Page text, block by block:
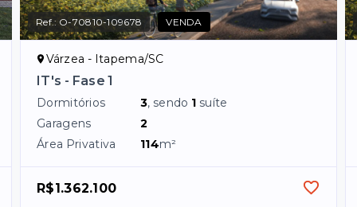
Ref.: O-70810-109678 VENDA
Várzea - Itapema/SC
IT's - Fase 1
Dormitórios 3, sendo 1 suíte
Garagens
2
Área Privativa
114m²
R$1.362.100